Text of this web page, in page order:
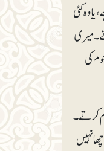
وہ کئی
میری
کی
کرتے۔
نہیں